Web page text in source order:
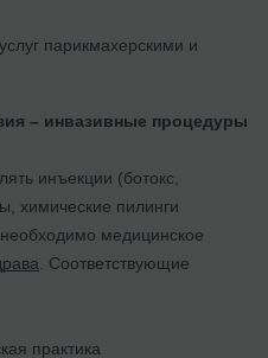
парикмахерскими и
– инвазивные процедуры
инъекции (ботокс,
химические пилинги
необходимо медицинское
. Соответствующие
практика